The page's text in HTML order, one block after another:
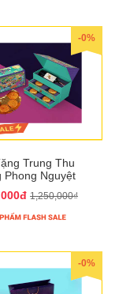
-0%
Trung Thu
Phong Nguyệt
1,250,000₫
-0%